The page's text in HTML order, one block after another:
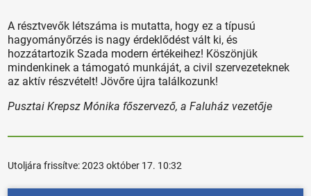
A résztvevők létszáma is mutatta, hogy ez a típusú
hagyományőrzés is nagy érdeklődést vált ki, és
hozzátartozik Szada modern értékeihez! Köszönjük
mindenkinek a támogató munkáját, a civil szervezeteknek
az aktív részvételt! Jövőre újra találkozunk!
Pusztai Krepsz Mónika főszervező, a Faluház vezetője
Utoljára frissítve:2023 október 17. 10:32